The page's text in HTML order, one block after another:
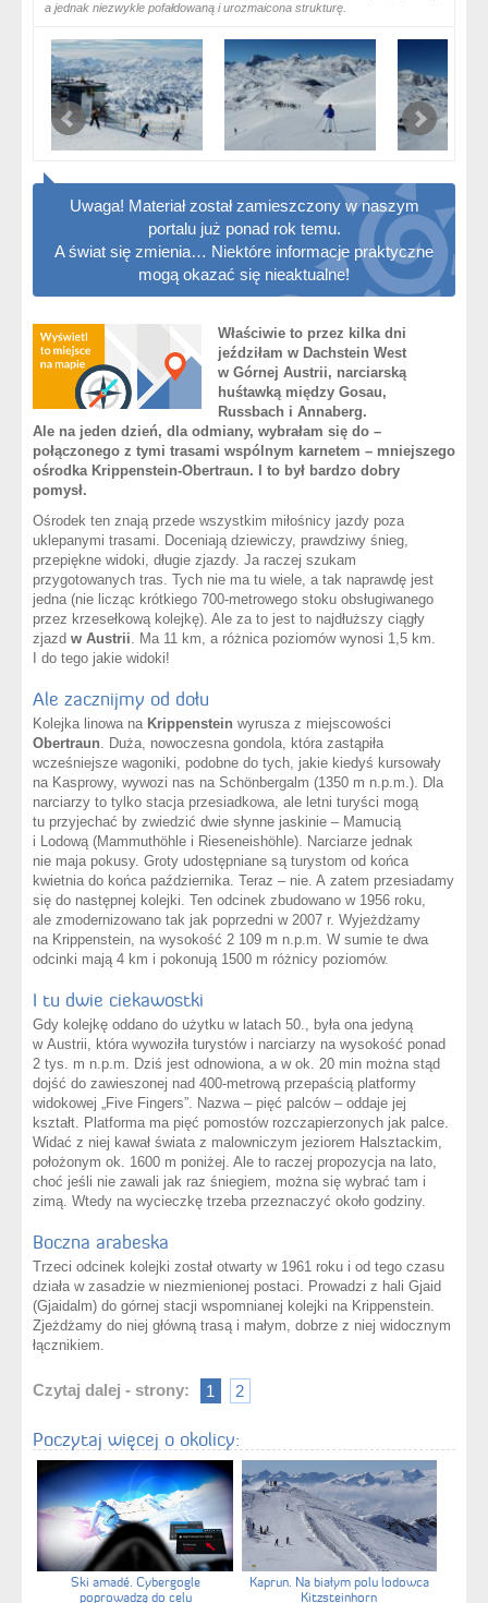
a jednak niezwykle pofałdowaną i urozmaicona strukturę.
Uwaga! Materiał został zamieszczony w naszym
portalu już ponad rok temu.
A świat się zmienia… Niektóre informacje praktyczne
mogą okazać się nieaktualne!
Właściwie to przez kilka dni
jeździłam w Dachstein West
w Górnej Austrii, narciarską
huśtawką między Gosau,
Russbach i Annaberg.
Ale na jeden dzień, dla odmiany, wybrałam się do –
połączonego z tymi trasami wspólnym karnetem – mniejszego
ośrodka Krippenstein-Obertraun. I to był bardzo dobry
pomysł.
Ośrodek ten znają przede wszystkim miłośnicy jazdy poza
uklepanymi trasami. Doceniają dziewiczy, prawdziwy śnieg,
przepiękne widoki, długie zjazdy. Ja raczej szukam
przygotowanych tras. Tych nie ma tu wiele, a tak naprawdę jest
jedna (nie licząc krótkiego 700-metrowego stoku obsługiwanego
przez krzesełkową kolejkę). Ale za to jest to najdłuższy ciągły
zjazd w Austrii. Ma 11 km, a różnica poziomów wynosi 1,5 km.
I do tego jakie widoki!
Ale zacznijmy od dołu
Kolejka linowa na Krippenstein wyrusza z miejscowości
Obertraun. Duża, nowoczesna gondola, która zastąpiła
wcześniejsze wagoniki, podobne do tych, jakie kiedyś kursowały
na Kasprowy, wywozi nas na Schönbergalm (1350 m n.p.m.). Dla
narciarzy to tylko stacja przesiadkowa, ale letni turyści mogą
tu przyjechać by zwiedzić dwie słynne jaskinie – Mamucią
i Lodową (Mammuthöhle i Rieseneishöhle). Narciarze jednak
nie maja pokusy. Groty udostępniane są turystom od końca
kwietnia do końca października. Teraz – nie. A zatem przesiadamy
się do następnej kolejki. Ten odcinek zbudowano w 1956 roku,
ale zmodernizowano tak jak poprzedni w 2007 r. Wyjeżdżamy
na Krippenstein, na wysokość 2 109 m n.p.m. W sumie te dwa
odcinki mają 4 km i pokonują 1500 m różnicy poziomów.
I tu dwie ciekawostki
Gdy kolejkę oddano do użytku w latach 50., była ona jedyną
w Austrii, która wywoziła turystów i narciarzy na wysokość ponad
2 tys. m n.p.m. Dziś jest odnowiona, a w ok. 20 min można stąd
dojść do zawieszonej nad 400-metrową przepaścią platformy
widokowej „Five Fingers”. Nazwa – pięć palców – oddaje jej
kształt. Platforma ma pięć pomostów rozczapierzonych jak palce.
Widać z niej kawał świata z malowniczym jeziorem Halsztackim,
położonym ok. 1600 m poniżej. Ale to raczej propozycja na lato,
choć jeśli nie zawali jak raz śniegiem, można się wybrać tam i
zimą. Wtedy na wycieczkę trzeba przeznaczyć około godziny.
Boczna arabeska
Trzeci odcinek kolejki został otwarty w 1961 roku i od tego czasu
działa w zasadzie w niezmienionej postaci. Prowadzi z hali Gjaid
(Gjaidalm) do górnej stacji wspomnianej kolejki na Krippenstein.
Zjeżdżamy do niej główną trasą i małym, dobrze z niej widocznym
łącznikiem.
Czytaj dalej - strony: 1 2
Poczytaj więcej o okolicy:
Ski amadé. Cybergogle
poprowadzą do celu
Kaprun. Na białym polu lodowca
Kitzsteinhorn